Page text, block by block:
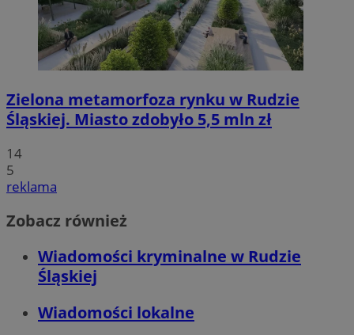
Zielona metamorfoza rynku w Rudzie
Śląskiej. Miasto zdobyło 5,5 mln zł
14
5
reklama
Zobacz również
Wiadomości kryminalne w Rudzie
Śląskiej
Wiadomości lokalne